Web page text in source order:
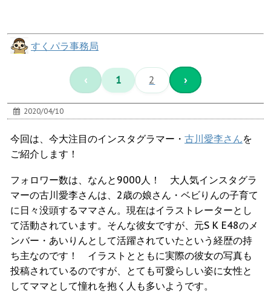
すくパラ事務局
‹ 1 2 ›
2020/04/10
今回は、今大注目のインスタグラマー・ 古川愛李さんを
ご紹介します！
フォロワー数は、なんと9000人！ 大人気インスタグラ
マーの古川愛李さんは、2歳の娘さん・ベビりんの子育て
に日々没頭するママさん。現在はイラストレーターとし
て活動されています。そんな彼女ですが、元S K E48のメ
ンバー・あいりんとして活躍されていたという経歴の持
ち主なのです！ イラストとともに実際の彼女の写真も
投稿されているのですが、とても可愛らしい姿に女性と
してママとして憧れを抱く人も多いようです。